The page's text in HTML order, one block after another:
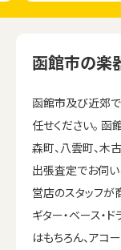
函館市の楽
函館市及び近郊
任せください。 函
森町、八雲町、木
出張査定でお伺い
営店のスタッフが
ギター・ベース・ド
はもちろん、アコ